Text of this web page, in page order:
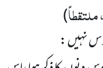
، ملتقطاً)
نہیں :